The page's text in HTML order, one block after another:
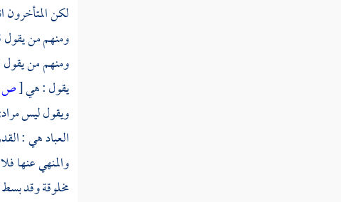
لكن المتأخرون
ومنهم من يقول
ومنهم من يقول
يقول : هي[
ويقول ليس
العباد هي :
والمنهي عنها
مخلوقة وقد